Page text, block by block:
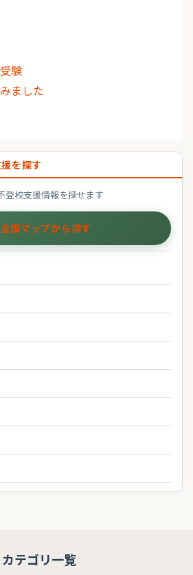
験
ました
を探す
登校支援情報を探せます
全国マップから探す
カテゴリ一覧